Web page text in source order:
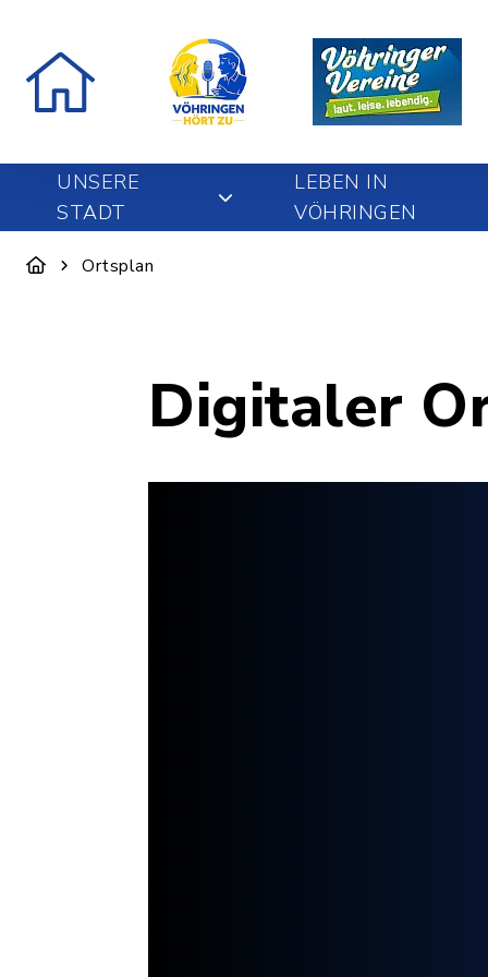
UNSERE
STADT
LEBEN IN
VÖHRINGEN
Ortsplan
Digitaler